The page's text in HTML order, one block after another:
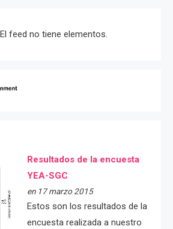
El feed no tiene elementos.
Resultados de la encuesta
YEA-SGC
en 17 marzo 2015
Estos son los resultados de la
encuesta realizada a nuestro